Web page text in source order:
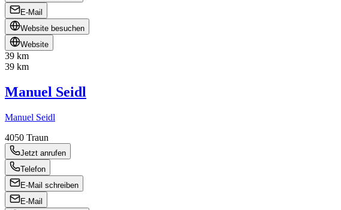
E-Mail
Website besuchen
Website
39 km
39 km
Manuel Seidl
Manuel Seidl
4050 Traun
Jetzt anrufen
Telefon
E-Mail schreiben
E-Mail